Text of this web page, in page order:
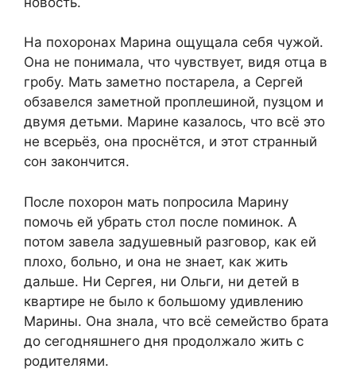
На похоронах Марина ощущала себя чужой.
Она не понимала, что чувствует, видя отца в
гробу. Мать заметно постарела, а Сергей
обзавелся заметной проплешиной, пузцом и
двумя детьми. Марине казалось, что всё это
не всерьёз, она проснётся, и этот странный
сон закончится.
После похорон мать попросила Марину
помочь ей убрать стол после поминок. А
потом завела задушевный разговор, как ей
плохо, больно, и она не знает, как жить
дальше. Ни Сергея, ни Ольги, ни детей в
квартире не было к большому удивлению
Марины. Она знала, что всё семейство брата
до сегодняшнего дня продолжало жить с
родителями.